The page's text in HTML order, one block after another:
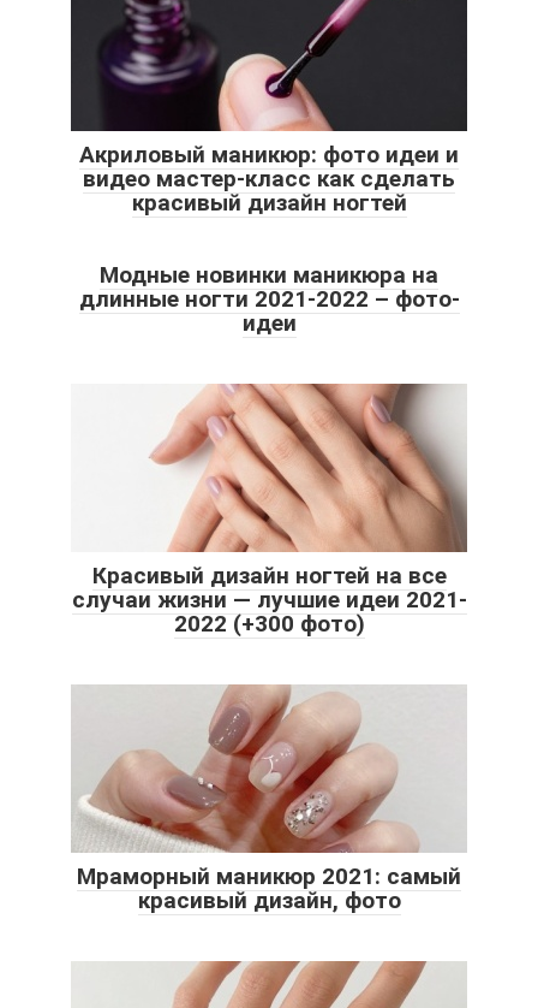
Акриловый маникюр: фото идеи и
видео мастер-класс как сделать
красивый дизайн ногтей
Модные новинки маникюра на
длинные ногти 2021-2022 – фото-
идеи
Красивый дизайн ногтей на все
случаи жизни — лучшие идеи 2021-
2022 (+300 фото)
Мраморный маникюр 2021: самый
красивый дизайн, фото